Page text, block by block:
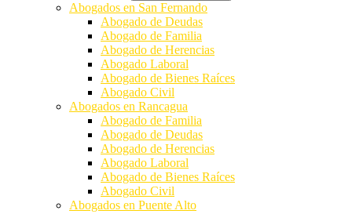
Abogados en San Fernando
Abogado de Deudas
Abogado de Familia
Abogado de Herencias
Abogado Laboral
Abogado de Bienes Raíces
Abogado Civil
Abogados en Rancagua
Abogado de Familia
Abogado de Deudas
Abogado de Herencias
Abogado Laboral
Abogado de Bienes Raíces
Abogado Civil
Abogados en Puente Alto